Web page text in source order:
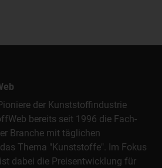
der Kunststoffindustrie
bereits seit 1996 die Fach-
Branche mit täglichen
Thema "Kunststoffe". Im Fokus
dabei die Preisentwicklung für